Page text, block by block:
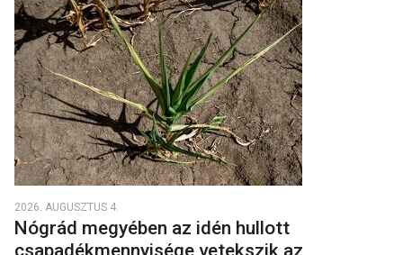
2026. AUGUSZTUS 4.
Nógrád megyében az idén hullott